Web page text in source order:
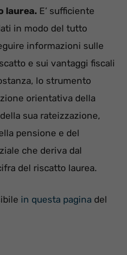
laurea. E’ sufficiente
in modo del tutto
informazioni sulle
e sui vantaggi fiscali
lo strumento
orientativa della
sua rateizzazione,
pensione e del
che deriva dal
del riscatto laurea.
in questa pagina del